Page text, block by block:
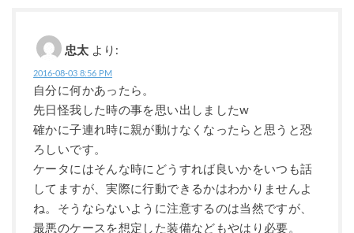
忠太 より:
2016-08-03 8:56 PM
自分に何かあったら。
先日怪我した時の事を思い出しましたw
確かに子連れ時に親が動けなくなったらと思うと恐
ろしいです。
ケータにはそんな時にどうすれば良いかをいつも話
してますが、実際に行動できるかはわかりませんよ
ね。そうならないように注意するのは当然ですが、
最悪のケースを想定した装備などもやはり必要。